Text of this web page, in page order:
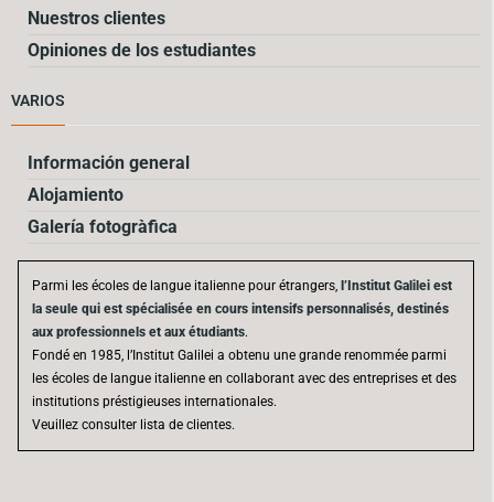
Nuestros clientes
Opiniones de los estudiantes
VARIOS
Información general
Alojamiento
Galería fotogràfica
Parmi les écoles de langue italienne pour étrangers, l’Institut Galilei est
la seule qui est spécialisée en cours intensifs personnalisés, destinés
aux professionnels et aux étudiants.
Fondé en 1985, l’Institut Galilei a obtenu une grande renommée parmi
les écoles de langue italienne en collaborant avec des entreprises et des
institutions préstigieuses internationales.
Veuillez consulter lista de clientes.